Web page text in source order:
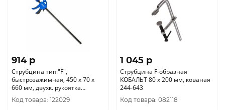
914 p
Струбцина тип "F",
быстрозажимная, 450 х 70 х
660 мм, двухк. рукоятка
3307304
Код товара: 122029
1 045 p
Струбцина F-образная
КОБАЛЬТ 80 х 200 мм, кованая
244-643
Код товара: 082118